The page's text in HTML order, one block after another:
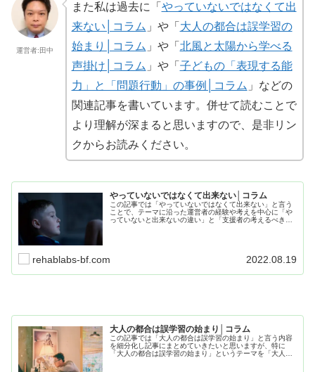
運営者:田中
また私は過去に「 やっていないではなくて出
来ない│コラム 」や「 大人の都合は誤学習の
始まり│コラム 」や「 北風と太陽から学べる
声掛け│コラム 」や「 子どもの「表現する能
力」と「問題行動」の事例│コラム 」などの
関連記事を書いています。併せて読むことで
より理解が深まると思いますので、是非リン
クからお読みください。
やっていないではなくて出来ない│コラム
この記事では「やっていないではなくて出来ない」と言う
ことで、テーマに沿った運営者の経験や考えを中心に「や
っていないと出来ないの違い」と「支援者の考えるべきポ
rehablabs-bf.com 2022.08.19
大人の都合は誤学習の始まり│コラム
この記事では「大人の都合は誤学習の始まり」と言う内容
を細分化し記事にまとめていきたいと思いますが、特に
「大人の都合は誤学習の始まり」というテーマを「大人の